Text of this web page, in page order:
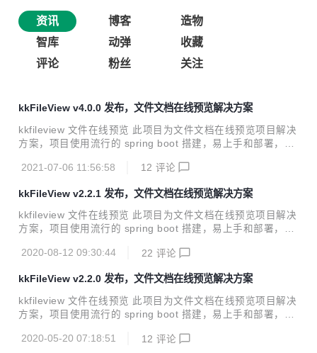
资讯 博客
造物
智库
动弹
收藏
评论
粉丝 关注
kkFileView v4.0.0 发布，文件文档在线预览解决方案
kkfileview 文件在线预览 此项目为文件文档在线预览项目解决
方案，项目使用流行的 spring boot 搭建，易上手和部署，部
和应用集成，具有跨系统跨语言使用的特性。提供 zip/tar.gz
使用，同时官方发布 Docker 镜像，方便容器环境中部署使
用。基本支持主流办公文档的在线预览，如 doc，docx，dw
g, ofd, xls，xlsx，ppt，pptx，pdf，txt，zip，rar，7z，mp
3，mp4，flv 图片等等。 项目地址：https://git...
2021-07-06 11:56:58 12 评论
kkFileView v2.2.1 发布，文件文档在线预览解决方案
kkfileview 文件在线预览 此项目为文件文档在线预览项目解决
方案，项目使用流行的 spring boot 搭建，易上手和部署，部
和应用集成，具有跨系统跨语言使用的特性。提供 zip/tar.gz
使用，同时官方发布 Docker 镜像，方便容器环境中部署使
用。基本支持主流办公文档的在线预览，如 doc，docx，dw
g, xls，xlsx，ppt，pptx，pdf，txt，zip，rar，7z，mp3，m
p4，flv 图片等等。 项目地址：https://gitee.co...
2020-08-12 09:30:44 22 评论
kkFileView v2.2.0 发布，文件文档在线预览解决方案
kkfileview 文件在线预览 此项目为文件文档在线预览项目解决
方案，项目使用流行的 spring boot 搭建，易上手和部署，部
和应用集成，具有跨系统跨语言使用的特性。提供 zip/tar.gz
2020-05-20 07:18:51 12 评论